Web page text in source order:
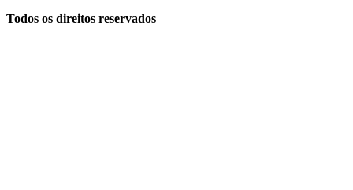
Todos os direitos reservados